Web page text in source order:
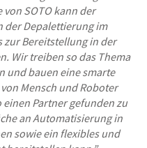
SOTO kann der
der Depalettierung im
Bereitstellung in der
Wir treiben so das Thema
und bauen eine smarte
Mensch und Roboter
Partner gefunden zu
an Automatisierung in
sowie ein flexibles und